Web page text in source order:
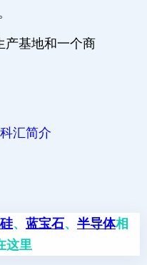
产基地和一个商
汇简介
、 蓝宝石、 半导体相
这里